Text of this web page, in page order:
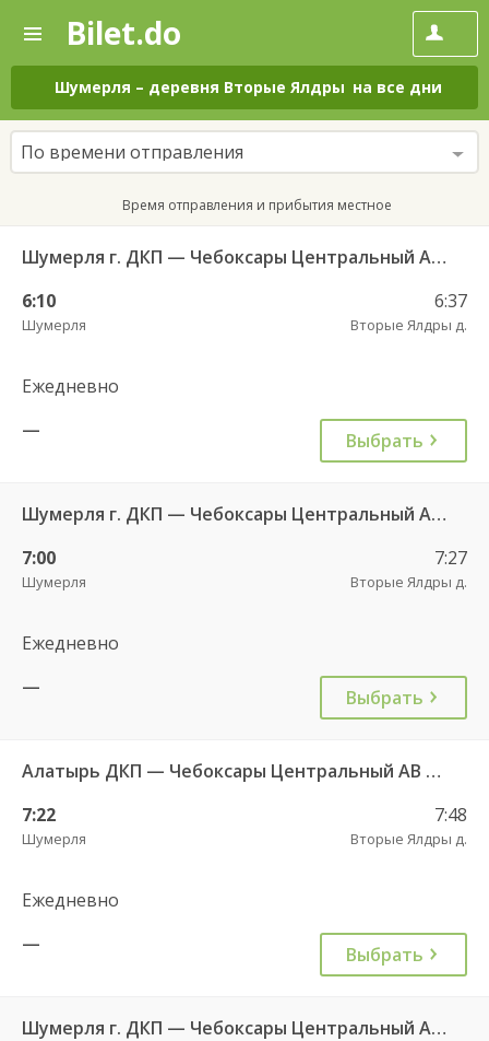
—
Поиск
и
покупка
билетов
на
автобус
онлайн
Bilet.do
Шумерля – деревня Вторые Ялдры на все дни
По времени отправления
Время отправления и прибытия местное
Шумерля г. ДКП — Чебоксары Центральный АВ 532
6:10
Шумерля
6:37
Вторые Ялдры д.
Ежедневно
—
Выбрать
Шумерля г. ДКП — Чебоксары Центральный АВ 532
7:00
Шумерля
7:27
Вторые Ялдры д.
Ежедневно
—
Выбрать
Алатырь ДКП — Чебоксары Центральный АВ 535
7:22
Шумерля
7:48
Вторые Ялдры д.
Ежедневно
—
Выбрать
Шумерля г. ДКП — Чебоксары Центральный АВ 532